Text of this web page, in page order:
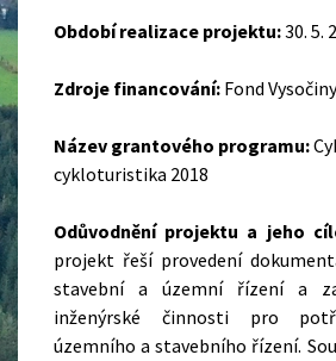
Období realizace projektu:30. 5.
Zdroje financování: Fond Vysočiny
Název grantového programu:
cykloturistika 2018
Odůvodnění projektu a jeho
projekt řeší provedení
stavební a územní řízení a
inženýrské činnosti pro
územního a stavebního řízení.